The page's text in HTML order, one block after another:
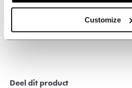
Customize
Deel dit product